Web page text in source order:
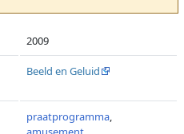
2009
Beeld en Geluid
praatprogramma,